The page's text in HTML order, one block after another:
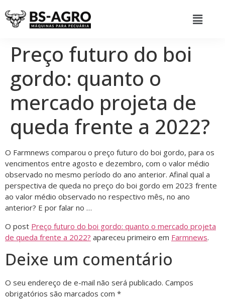
Preço futuro do boi
gordo: quanto o
mercado projeta de
queda frente a 2022?
O Farmnews comparou o preço futuro do boi gordo, para os
vencimentos entre agosto e dezembro, com o valor médio
observado no mesmo período do ano anterior. Afinal qual a
perspectiva de queda no preço do boi gordo em 2023 frente
ao valor médio observado no respectivo mês, no ano
anterior? E por falar no …
O post Preço futuro do boi gordo: quanto o mercado projeta
de queda frente a 2022? apareceu primeiro em Farmnews.
Deixe um comentário
O seu endereço de e-mail não será publicado. Campos
obrigatórios são marcados com *